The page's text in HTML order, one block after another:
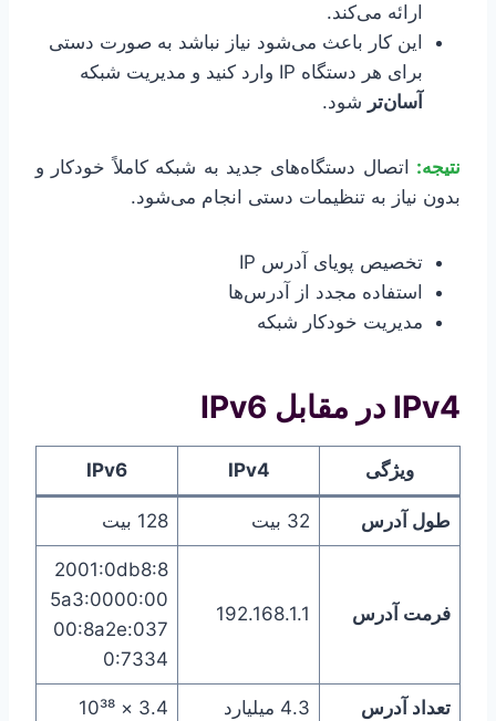
ارائه می‌کند.
این کار باعث می‌شود نیاز نباشد به صورت دستی
برای هر دستگاه IP وارد کنید و مدیریت شبکه
آسان‌تر شود.
نتیجه: اتصال دستگاه‌های جدید به شبکه کاملاً خودکار و
بدون نیاز به تنظیمات دستی انجام می‌شود.
تخصیص پویای آدرس IP
استفاده مجدد از آدرس‌ها
مدیریت خودکار شبکه
IPv4 در مقابل IPv6
ویژگی IPv4
IPv6
طول آدرس 32 بیت 128 بیت
فرمت آدرس 192.168.1.1
2001:0db8:8
5a3:0000:00
00:8a2e:037
0:7334
تعداد آدرس 4.3 میلیارد 3.4 × 10³⁸